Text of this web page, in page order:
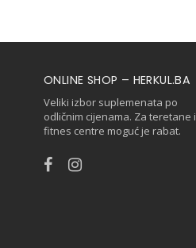
ONLINE SHOP – HERKUL.BA
Veliki izbor suplemenata po
odličnim cijenama. Za teretane i
fitnes centre moguć je rabat.